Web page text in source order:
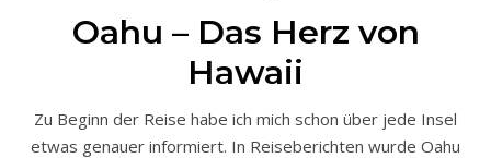
Oahu – Das Herz von
Hawaii
Zu Beginn der Reise habe ich mich schon über jede Insel
etwas genauer informiert. In Reiseberichten wurde Oahu